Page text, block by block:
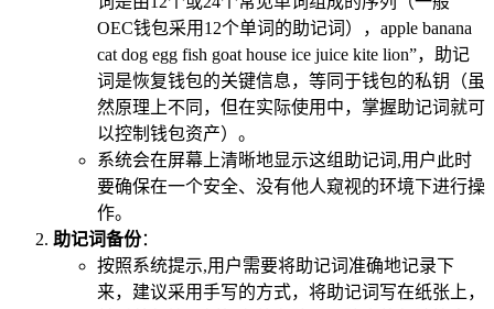
OEC钱包采用12个单词的助记词），apple banana
cat dog egg fish goat house ice juice kite lion”，助记
词是恢复钱包的关键信息，等同于钱包的私钥（虽
然原理上不同，但在实际使用中，掌握助记词就可
以控制钱包资产）。
系统会在屏幕上清晰地显示这组助记词,用户此时
要确保在一个安全、没有他人窥视的环境下进行操
作。
助记词备份：
按照系统提示,用户需要将助记词准确地记录下
来，建议采用手写的方式，将助记词写在纸张上，